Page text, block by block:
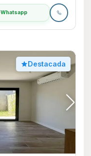
Whatsapp
Destacada